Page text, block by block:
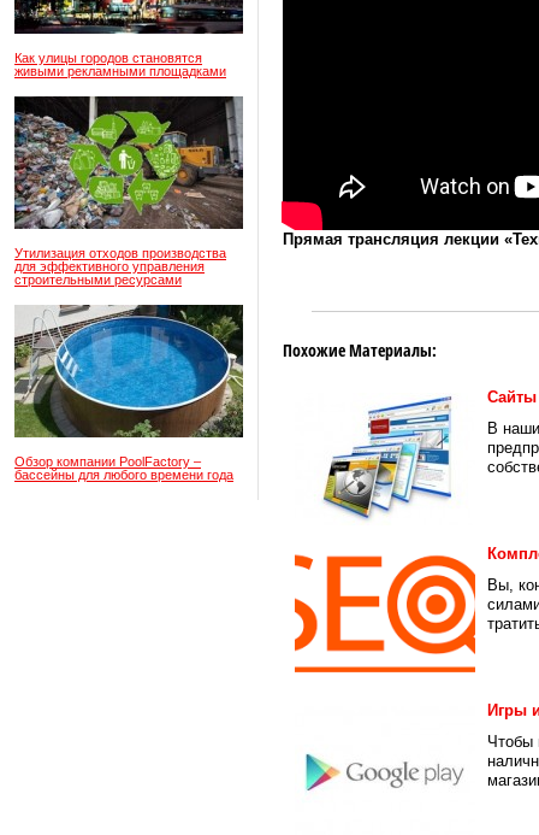
Как улицы городов становятся
живыми рекламными площадками
Утилизация отходов производства
для эффективного управления
строительными ресурсами
Обзор компании PoolFactory –
бассейны для любого времени года
Прямая трансляция лекции
Похожие Материалы:
В
Вы,
Игры
Чтобы